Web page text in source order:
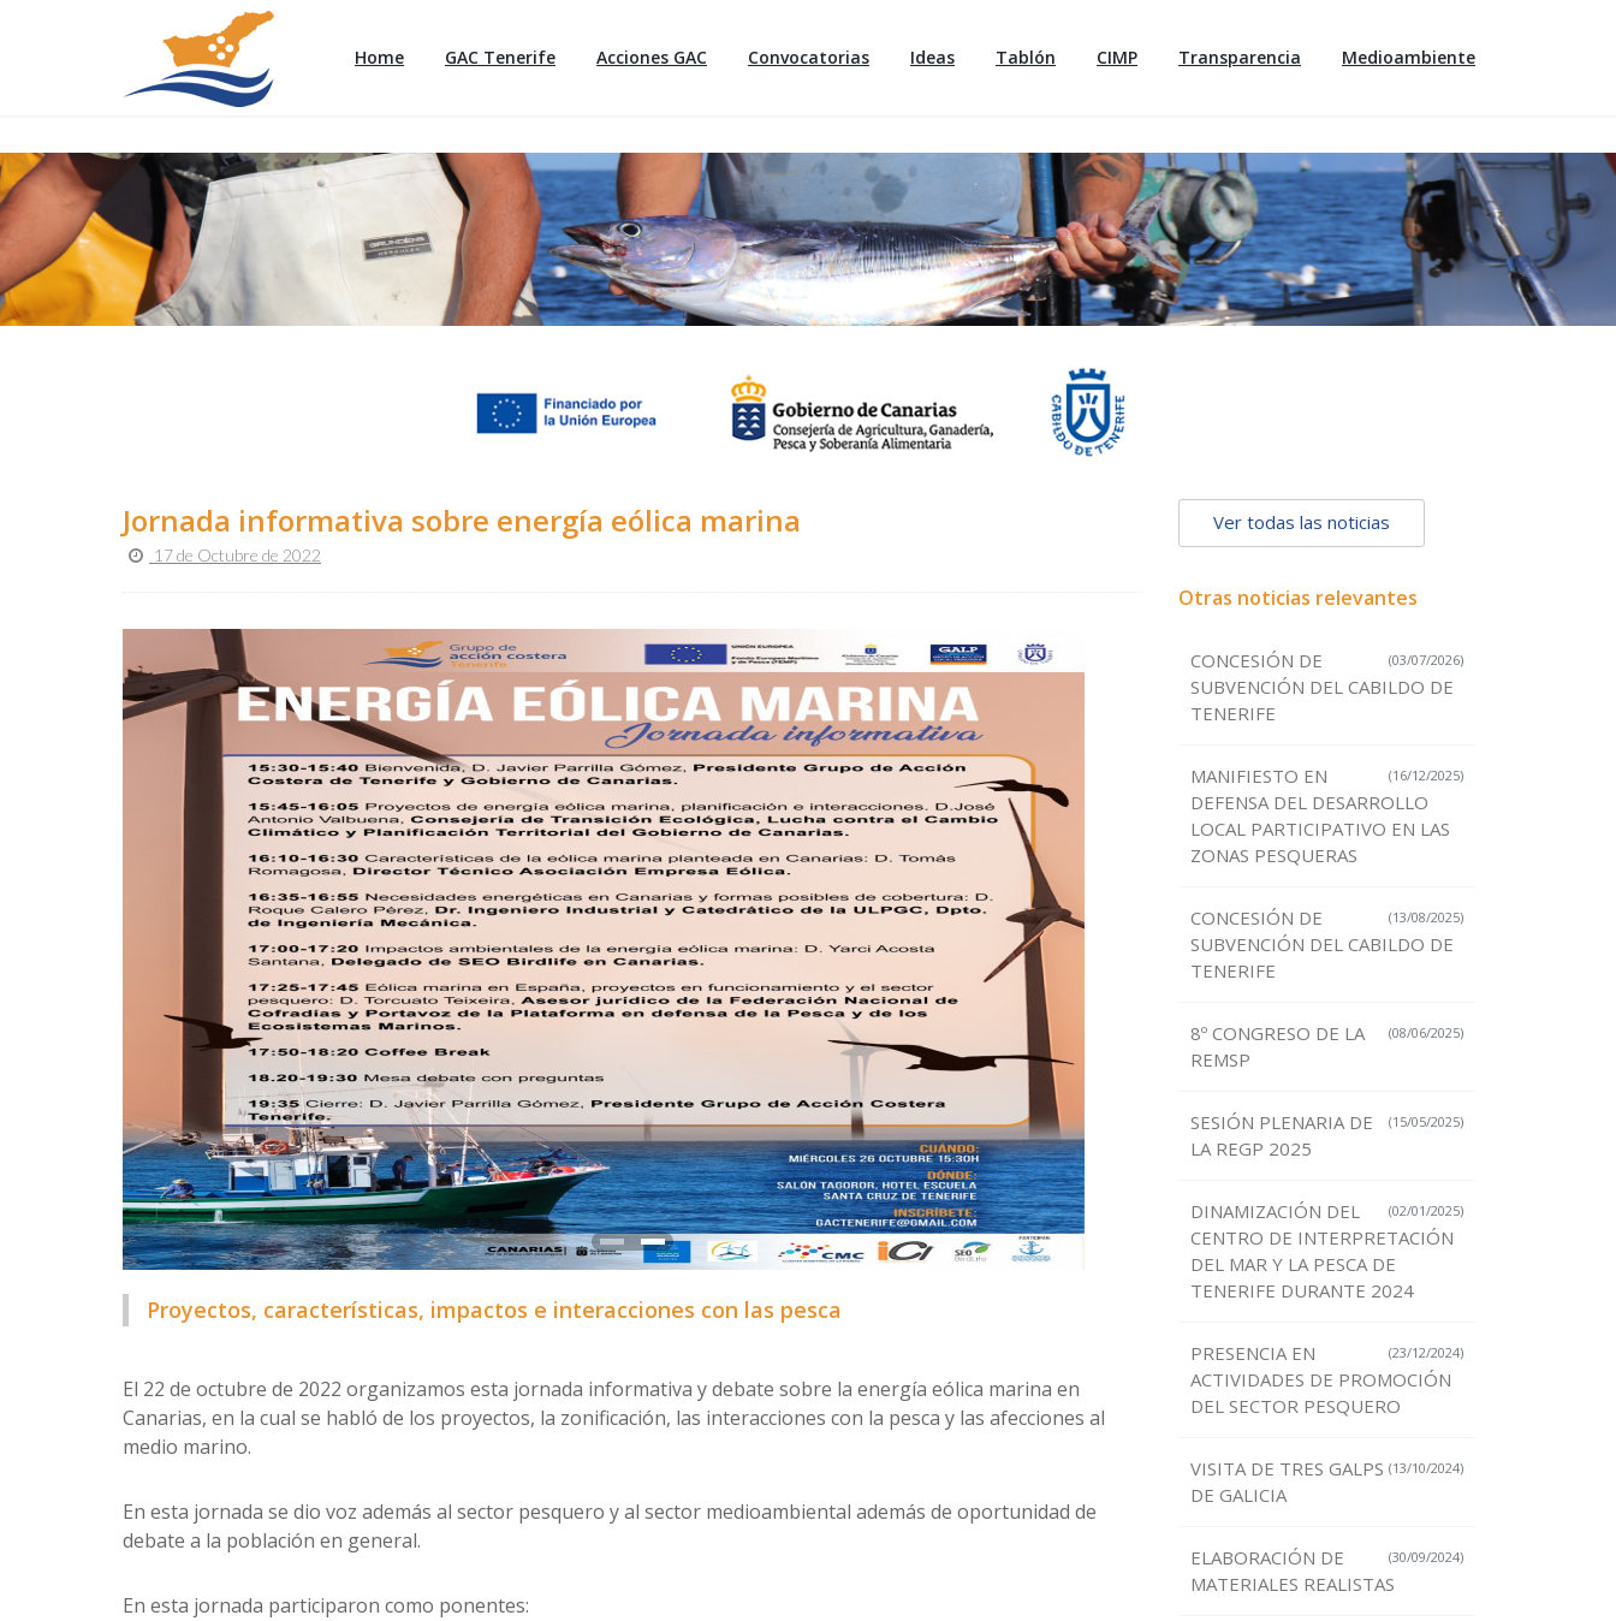
Home GAC Tenerife Acciones GAC Convocatorias Ideas Tablón CIMP Transparencia Medioambiente
Jornada informativa sobre energía eólica marina
17 de Octubre de 2022
Proyectos, características, impactos e interacciones con las pesca
El 22 de octubre de 2022 organizamos esta jornada informativa y debate sobre la energía eólica marina en
Canarias, en la cual se habló de los proyectos, la zonificación, las interacciones con la pesca y las afecciones al
medio marino.
En esta jornada se dio voz además al sector pesquero y al sector medioambiental además de oportunidad de
debate a la población en general.
En esta jornada participaron como ponentes:
Ver todas las noticias
Otras noticias relevantes
(03/07/2026)
CONCESIÓN DE
SUBVENCIÓN DEL CABILDO DE
TENERIFE
(16/12/2025)
MANIFIESTO EN
DEFENSA DEL DESARROLLO
LOCAL PARTICIPATIVO EN LAS
ZONAS PESQUERAS
(13/08/2025)
CONCESIÓN DE
SUBVENCIÓN DEL CABILDO DE
TENERIFE
(08/06/2025)
8º CONGRESO DE LA
REMSP
(15/05/2025)
SESIÓN PLENARIA DE
LA REGP 2025
(02/01/2025)
DINAMIZACIÓN DEL
CENTRO DE INTERPRETACIÓN
DEL MAR Y LA PESCA DE
TENERIFE DURANTE 2024
(23/12/2024)
PRESENCIA EN
ACTIVIDADES DE PROMOCIÓN
DEL SECTOR PESQUERO
(13/10/2024)
VISITA DE TRES GALPS
DE GALICIA
(30/09/2024)
ELABORACIÓN DE
MATERIALES REALISTAS